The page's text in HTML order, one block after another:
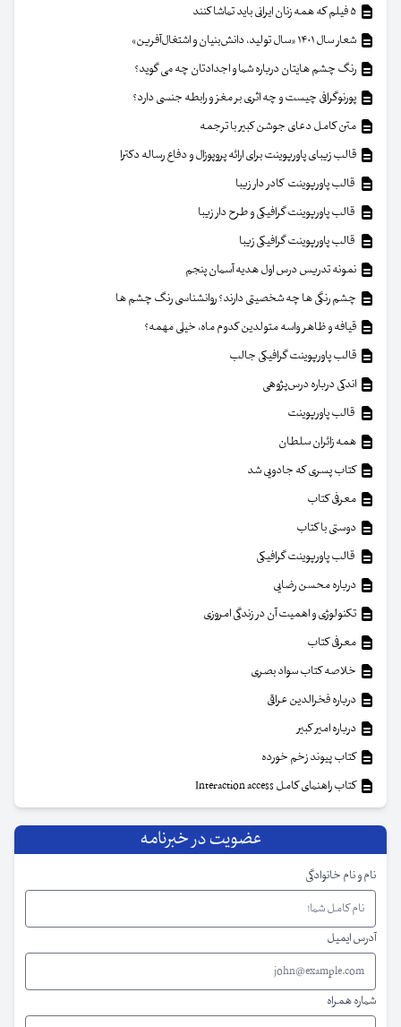
شعار سال ۱۴۰۱ «سال تولید، دانش‌بنیان و اشتغال‌آفرین»
رنگ چشم هایتان درباره شما و اجدادتان چه می گوید؟
پورنوگرافی چیست و چه اثری بر مغز و رابطه جنسی دارد؟
متن کامل دعای جوشن کبیر با ترجمه
قالب زیبای پاورپوینت برای ارائه پروپوزال و دفاع رساله دکترا
قالب پاورپوینت کادر دار زیبا
قالب پاورپوینت گرافیکی و طرح دار زیبا
قالب پاورپوینت گرافیکی زیبا
نمونه تدریس درس اول هدیه آسمان پنجم
چشم رنگی ها چه شخصیتی دارند؟ روانشناسی رنگ چشم ها
قیافه و ظاهر واسه متولدین کدوم ماه، خیلی مهمه؟
قالب پاورپوینت گرافیکی جالب
اندکی درباره درس‌پژوهی
قالب پاورپوینت
همه زائران سلطان
کتاب پسری که جادویی شد
معرفی کتاب
دوستی با کتاب
قالب پاورپوینت گرافیکی
درباره محسن رضایی
تکنولوژی و اهمیت آن در زندگی امروزی
معرفی کتاب
خلاصه کتاب سواد بصری
درباره فخرالدین عراقی
درباره امیر کبیر
کتاب پیوند زخم خورده
کتاب راهنمای کامل Interaction access
عضویت در خبرنامه
نام و نام خانوادگی
آدرس ایمیل
شماره همراه